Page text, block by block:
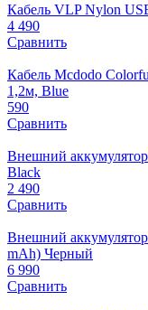
Кабель VLP Nylon
4 490
Сравнить
Кабель Mcdodo
1,2м, Blue
590
Сравнить
Внешний
Black
2 490
Сравнить
Внешний
mAh) Черный
6 990
Сравнить